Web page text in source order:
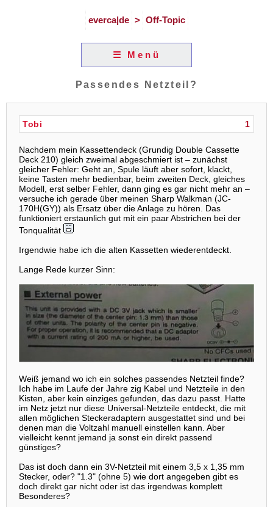
everca|de > Off-Topic
☰ Menü
Passendes Netzteil?
1
Tobi
Nachdem mein Kassettendeck (Grundig Double Cassette
Deck 210) gleich zweimal abgeschmiert ist – zunächst
gleicher Fehler: Geht an, Spule läuft aber sofort, klackt,
keine Tasten mehr bedienbar, beim zweiten Deck, gleiches
Modell, erst selber Fehler, dann ging es gar nicht mehr an –
versuche ich gerade über meinen Sharp Walkman (JC-
170H(GY)) als Ersatz über die Anlage zu hören. Das
funktioniert erstaunlich gut mit ein paar Abstrichen bei der
Tonqualität
Irgendwie habe ich die alten Kassetten wiederentdeckt.
Lange Rede kurzer Sinn:
Weiß jemand wo ich ein solches passendes Netzteil finde?
Ich habe im Laufe der Jahre zig Kabel und Netzteile in den
Kisten, aber kein einziges gefunden, das dazu passt. Hatte
im Netz jetzt nur diese Universal-Netzteile entdeckt, die mit
allen möglichen Steckeradaptern ausgestattet sind und bei
denen man die Voltzahl manuell einstellen kann. Aber
vielleicht kennt jemand ja sonst ein direkt passend
günstiges?
Das ist doch dann ein 3V-Netzteil mit einem 3,5 x 1,35 mm
Stecker, oder? "1.3" (ohne 5) wie dort angegeben gibt es
doch direkt gar nicht oder ist das irgendwas komplett
Besonderes?